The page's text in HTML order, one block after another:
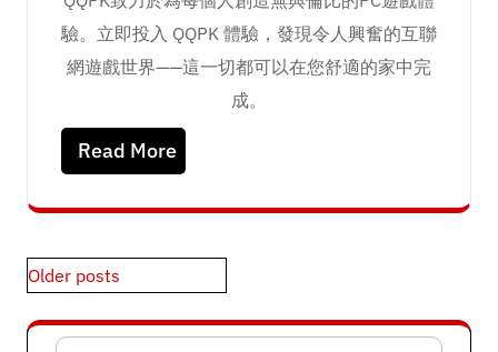
驗。立即投入 QQPK 體驗，發現令人興奮的互聯
網遊戲世界——這一切都可以在您舒適的家中完
成。
Read More
Posts
Older posts